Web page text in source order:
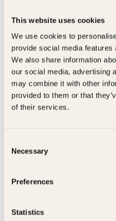
This website uses cookies
We use cookies to
provide social media
We also share information
our social media, advertising
may combine it with other
provided to them or that
of their services.
Selection
Necessary
Preferences
Statistics
Format:
Innbundet
349kr
Pocket
239kr
Reduser
Vega
Beskrivelse